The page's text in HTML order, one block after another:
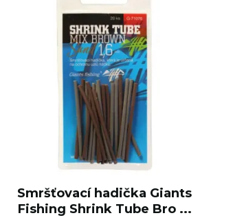
Smršťovací hadička Giants
Fishing Shrink Tube Bro ...